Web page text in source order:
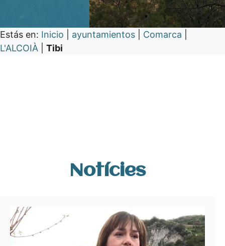
Estás en: Inicio ayuntamientos Comarca
L'ALCOIÀ
Tibi
Notícies